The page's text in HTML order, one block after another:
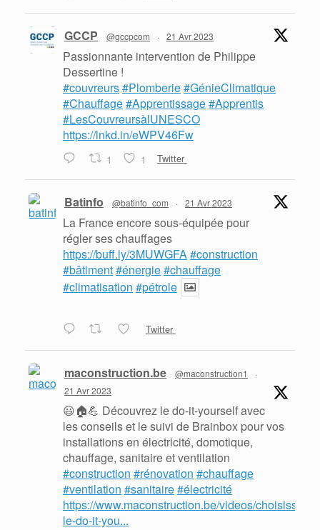
GCCP @gccpcom · 21 Avr 2023
Passionnante intervention de Philippe
Dessertine !
#couvreurs#Plomberie#GénieClimatique
#Chauffage#Apprentissage#Apprentis
#LesCouvreursàlUNESCO
https://lnkd.in/eWPV46Fw
1 1 Twitter
Batinfo @batinfo_com · 21 Avr 2023
La France encore sous-équipée pour
régler ses chauffages
https://buff.ly/3MUWGFA#construction
#bâtiment#énergie#chauffage
#climatisation #pétrole
Twitter
maconstruction.be @maconstruction1
·
21 Avr 2023
😃🏠💪 Découvrez le do-it-yourself avec
les conseils et le suivi de Brainbox pour vos
installations en électricité, domotique,
chauffage, sanitaire et ventilation
#construction #rénovation #chauffage
#ventilation #sanitaire#électricité
https://www.maconstruction.be/videos/choisissez-
le-do-it-you...